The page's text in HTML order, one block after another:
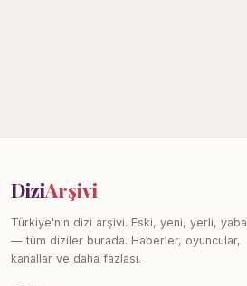
DiziArşivi
Türkiye'nin dizi arşivi. Eski, yeni, yerli,
— tüm diziler burada. Haberler, oyuncular,
kanallar ve daha fazlası.